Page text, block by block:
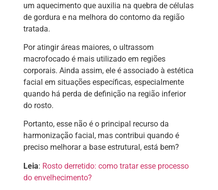
um aquecimento que auxilia na quebra de células
de gordura e na melhora do contorno da região
tratada.
Por atingir áreas maiores, o ultrassom
macrofocado é mais utilizado em regiões
corporais. Ainda assim, ele é associado à estética
facial em situações específicas, especialmente
quando há perda de definição na região inferior
do rosto.
Portanto, esse não é o principal recurso da
harmonização facial, mas contribui quando é
preciso melhorar a base estrutural, está bem?
Leia: Rosto derretido: como tratar esse processo
do envelhecimento?